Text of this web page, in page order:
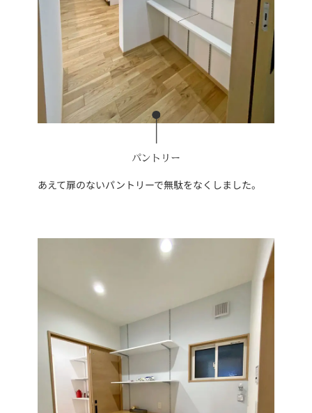
パントリー
あえて扉のないパントリーで無駄をなくしました。